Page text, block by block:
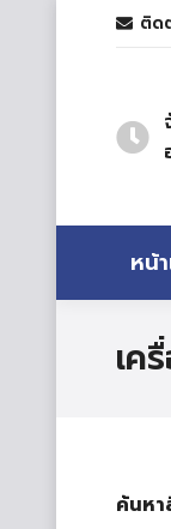
ติด
หน้
เค
ค้นหา